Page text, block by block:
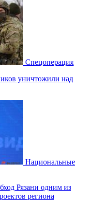
Спецоперация
уничтожили над
Национальные
Рязани одним из
региона